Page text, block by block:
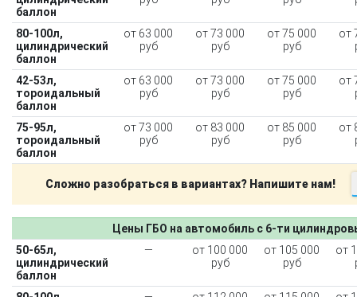
баллон
80-100л,
цилиндрический
баллон
от 63 000
руб
от 73 000
руб
от 75 000
руб
от
42-53л,
тороидальный
баллон
от 63 000
руб
от 73 000
руб
от 75 000
руб
от
75-95л,
тороидальный
баллон
от 73 000
руб
от 83 000
руб
от 85 000
руб
от
Сложно разобраться в вариантах? Напишите нам!
Цены ГБО на автомобиль с 6-ти
50-65л,
цилиндрический
баллон
—
от 100 000
руб
от 105 000
руб
от